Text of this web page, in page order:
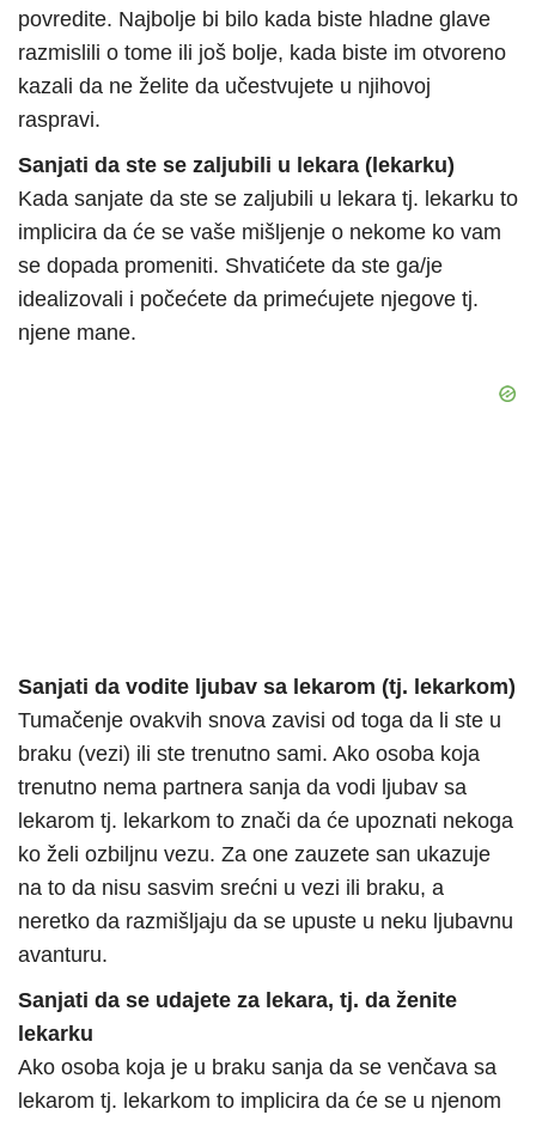
povredite. Najbolje bi bilo kada biste hladne glave
razmislili o tome ili još bolje, kada biste im otvoreno
kazali da ne želite da učestvujete u njihovoj
raspravi.
Sanjati da ste se zaljubili u lekara (lekarku)
Kada sanjate da ste se zaljubili u lekara tj. lekarku to
implicira da će se vaše mišljenje o nekome ko vam
se dopada promeniti. Shvatićete da ste ga/je
idealizovali i počećete da primećujete njegove tj.
njene mane.
Sanjati da vodite ljubav sa lekarom (tj. lekarkom)
Tumačenje ovakvih snova zavisi od toga da li ste u
braku (vezi) ili ste trenutno sami. Ako osoba koja
trenutno nema partnera sanja da vodi ljubav sa
lekarom tj. lekarkom to znači da će upoznati nekoga
ko želi ozbiljnu vezu. Za one zauzete san ukazuje
na to da nisu sasvim srećni u vezi ili braku, a
neretko da razmišljaju da se upuste u neku ljubavnu
avanturu.
Sanjati da se udajete za lekara, tj. da ženite
lekarku
Ako osoba koja je u braku sanja da se venčava sa
lekarom tj. lekarkom to implicira da će se u njenom